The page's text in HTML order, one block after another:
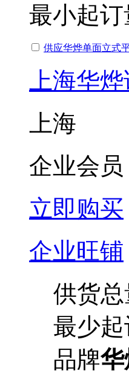
最小起订
供应华烨单面立式
上海华
上海
企业会员
立即购买
企业旺铺
供货总
最少起
品牌